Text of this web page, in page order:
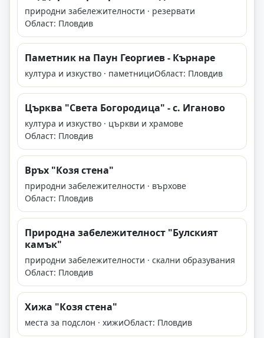
природни забележителности · резервати
Област: Пловдив
Паметник на Паун Георгиев - Кърнаре
култура и изкуство · паметнициОбласт: Пловдив
Църква "Света Богородица" - с. Иганово
култура и изкуство · църкви и храмове
Област: Пловдив
Връх "Козя стена"
природни забележителности · върхове
Област: Пловдив
Природна забележителност "Булският
камък"
природни забележителности · скални образувания
Област: Пловдив
Хижа "Козя стена"
места за подслон · хижиОбласт: Пловдив